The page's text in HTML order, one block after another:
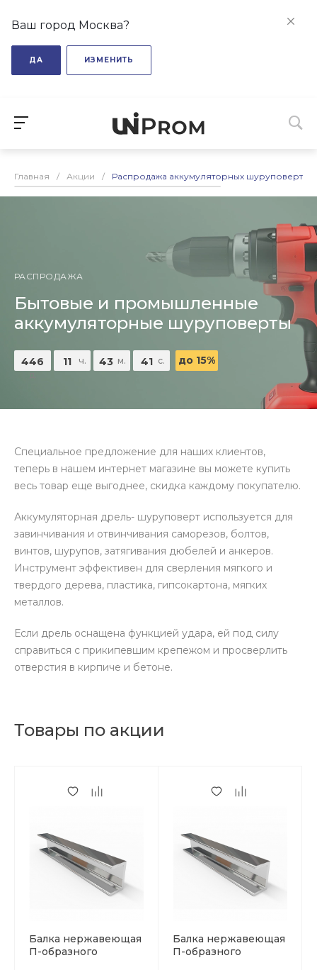
Ваш город Москва?
ДА ИЗМЕНИТЬ
Главная / Акции / Распродажа аккумуляторных
РАСПРОДАЖА
Бытовые и промышленные
аккумуляторные шуруповерты
446 11 ч. 43 м. 41 с. до 15%
Специальное предложение для наших клиентов,
теперь в нашем интернет магазине вы можете купить
весь товар еще выгоднее, скидка каждому покупателю.
Аккумуляторная дрель- шуруповерт используется для
завинчивания и отвинчивания саморезов, болтов,
винтов, шурупов, затягивания дюбелей и анкеров.
Инструмент эффективен для сверления мягкого и
твердого дерева, пластика, гипсокартона, мягких
металлов.
Если дрель оснащена функцией удара, ей под силу
справиться с прикипевшим крепежом и просверлить
отверстия в кирпиче и бетоне.
Товары по акции
Балка нержавеющая
П-образного
Балка нержавеющая
П-образного